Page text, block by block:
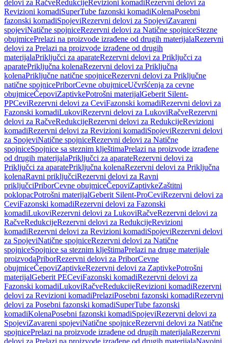
delovi za RačveRedukcijeRevizioni komadiRezervni delovi za
Revizioni komadiSuperTube fazonski komadiKolenaPosebni
fazonski komadiSpojeviRezervni delovi za SpojeviZavareni
spojeviNatične spojniceRezervni delovi za Natične spojniceStezne
obujmicePrelazi na proizvode izrađene od drugih materijalaRezervni
delovi za Prelazi na proizvode izrađene od drugih
materijalaPriključci za aparateRezervni delovi za Priključci za
aparatePriključna kolenaRezervni delovi za Priključna
kolenaPriključne natične spojniceRezervni delovi za Priključne
natične spojnicePriborCevne obujmiceUčvršćenja za cevne
obujmiceČepoviZaptivkePotrošni materijalGeberit Silent-
PPCeviRezervni delovi za CeviFazonski komadiRezervni delovi za
Fazonski komadiLukoviRezervni delovi za LukoviRačveRezervni
delovi za RačveRedukcijeRezervni delovi za RedukcijeRevizioni
komadiRezervni delovi za Revizioni komadiSpojeviRezervni delovi
za SpojeviNatične spojniceRezervni delovi za Natične
spojniceSpojnice sa steznim klještimaPrelazi na proizvode izrađene
od drugih materijalaPriključci za aparateRezervni delovi za
Priključci za aparatePriključna kolenaRezervni delovi za Priključna
kolenaRavni priključciRezervni delovi za Ravni
priključciPriborCevne obujmiceČepoviZaptivkeZaštitni
poklopacPotrošni materijalGeberit Silent-ProCeviRezervni delovi za
CeviFazonski komadiRezervni delovi za Fazonski
komadiLukoviRezervni delovi za LukoviRačveRezervni delovi za
RačveRedukcijeRezervni delovi za RedukcijeRevizioni
komadiRezervni delovi za Revizioni komadiSpojeviRezervni delovi
za SpojeviNatične spojniceRezervni delovi za Natične
spojniceSpojnice sa steznim klještimaPrelazi na druge materijale
proizvodaPriborRezervni delovi za PriborCevne
obujmiceČepoviZaptivkeRezervni delovi za ZaptivkePotrošni
materijalGeberit PECeviFazonski komadiRezervni delovi za
Fazonski komadiLukoviRačveRedukcijeRevizioni komadiRezervni
delovi za Revizioni komadiPrelaziPosebni fazonski komadiRezervni
delovi za Posebni fazonski komadiSuperTube fazonski
komadiKolenaPosebni fazonski komadiSpojeviRezervni delovi za
SpojeviZavareni spojeviNatične spojniceRezervni delovi za Natične
spojnicePrelazi na proizvode izrađene od drugih materijalaRezervni
delovi za Prelazi na proizvode izrađene od drugih materijalaNavojni